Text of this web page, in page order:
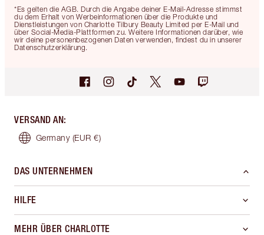
*Es gelten die AGB. Durch die Angabe deiner E-Mail-Adresse stimmst
du dem Erhalt von Werbeinformationen über die Produkte und
Dienstleistungen von Charlotte Tilbury Beauty Limited per E-Mail und
über Social-Media-Plattformen zu. Weitere Informationen darüber, wie
wir deine personenbezogenen Daten verwenden, findest du in unserer
Datenschutzerklärung.
VERSAND AN:
Germany (EUR €)
DAS UNTERNEHMEN
HILFE
MEHR ÜBER CHARLOTTE